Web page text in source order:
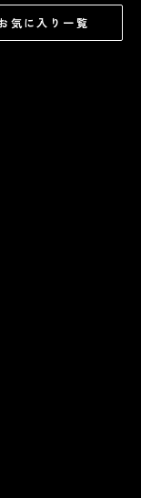
ーエール」。氷
の水で濃く溶
レモンを入れる
気に入り一覧